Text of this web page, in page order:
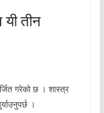
तीन
गरेको छ । शास्त्र
।